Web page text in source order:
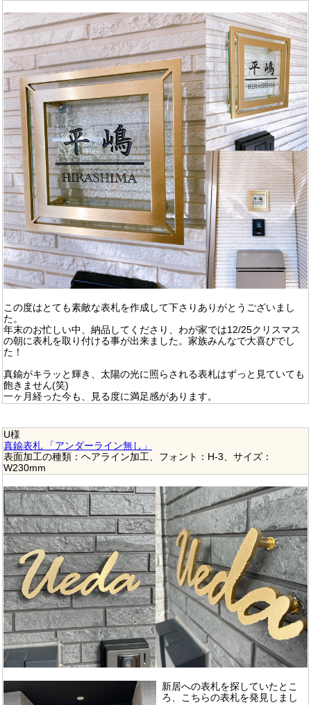
この度はとても素敵な表札を作成して下さりありがとうございまし
た。
年末のお忙しい中、納品してくださり、わが家では12/25クリスマス
の朝に表札を取り付ける事が出来ました。家族みんなで大喜びでし
た！
真鍮がキラッと輝き、太陽の光に照らされる表札はずっと見ていても
飽きません(笑)
一ヶ月経った今も、見る度に満足感があります。
U様
真鍮表札 「アンダーライン無し」
表面加工の種類：ヘアライン加工、フォント：H-3、サイズ：
W230mm
新居への表札を探していたとこ
ろ、こちらの表札を発見しまし